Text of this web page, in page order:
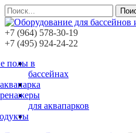
+7 (964) 578-30-19
+7 (495) 924-24-22
полы в
бассейнах
для аквапарков